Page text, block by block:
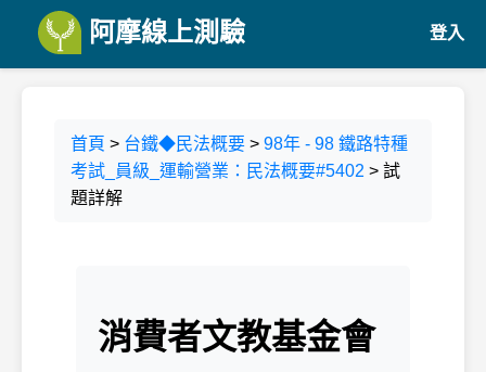
阿摩線上測驗 登入
首頁 > 台鐵◆民法概要 > 98年 - 98 鐵路特種
考試_員級_運輸營業：民法概要#5402 > 試
題詳解
消費者文教基金會